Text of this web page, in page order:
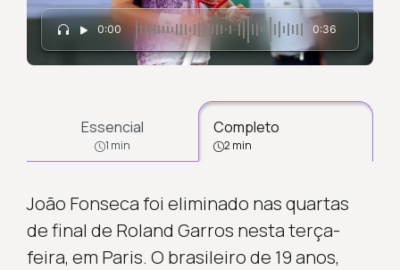
0:00 0:36
Essencial
1 min
Completo
2 min
João Fonseca foi eliminado nas quartas
de final de Roland Garros nesta terça-
feira, em Paris. O brasileiro de 19 anos,